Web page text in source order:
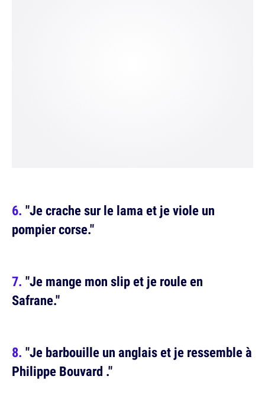
"Je crache sur le lama et je viole un
pompier corse."
"Je mange mon slip et je roule en
Safrane."
"Je barbouille un anglais et je ressemble à
Philippe Bouvard ."